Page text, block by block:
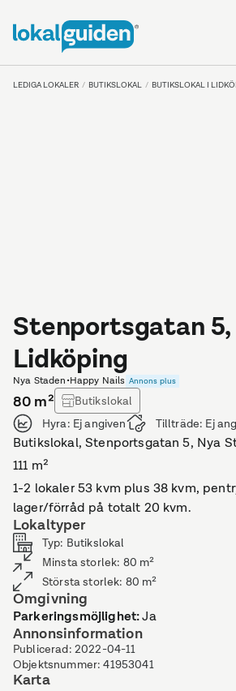
LEDIGA LOKALER BUTIKSLOKAL BUTIKSLOKAL I
Stenportsgatan 5,
Lidköping
Nya Staden•Happy Nails Annons plus
80 m²
Butikslokal
Hyra: Ej angiven Tillträde: Ej
Butikslokal, Stenportsgatan 5, Nya
111 m²
1-2 lokaler 53 kvm plus 38 kvm,
lager/förråd på totalt 20 kvm.
Lokaltyper
Typ: Butikslokal
Minsta storlek: 80 m²
Största storlek: 80 m²
Omgivning
Parkeringsmöjlighet:Ja
Annonsinformation
Publicerad: 2022-04-11
Objektsnummer:41953041
Karta